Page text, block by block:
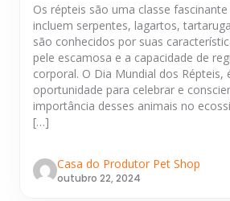
Os répteis são uma classe
incluem serpentes, lagartos,
são conhecidos por suas
pele escamosa e a capacidade de
corporal. O Dia Mundial dos Répteis,
oportunidade para celebrar e
importância desses animais no
[…]
Casa do Produtor Pet Shop
outubro 22, 2024